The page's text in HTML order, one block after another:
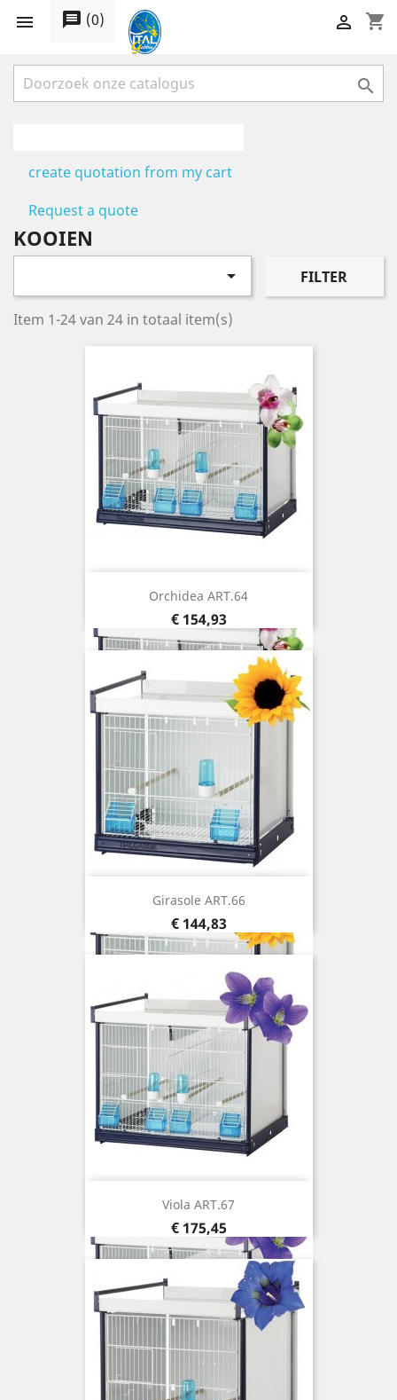
 message (0) shopping_cart


create quotation from my cart
Request a quote
KOOIEN
 FILTER
Item 1-24 van 24 in totaal item(s)
Orchidea ART.64
Prijs
€ 154,93
Girasole ART.66
Prijs
€ 144,83
Viola ART.67
Prijs
€ 175,45